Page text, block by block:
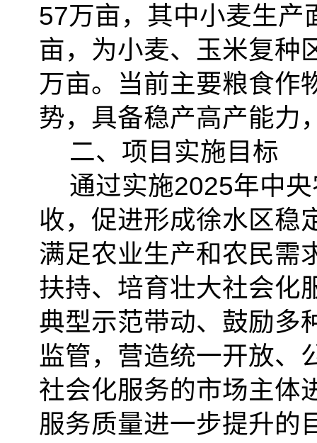
57万亩，其中小麦生产
亩，为小麦、玉米复种
万亩。当前主要粮食作
势，具备稳产高产能力
二、项目实施目标
通过实施2025年中
收，促进形成徐水区稳
满足农业生产和农民需
扶持、培育壮大社会化
典型示范带动、鼓励多
监管，营造统一开放、
社会化服务的市场主体
服务质量进一步提升的